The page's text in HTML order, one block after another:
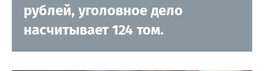
рублей, уголовное дело
насчитывает 124 том.